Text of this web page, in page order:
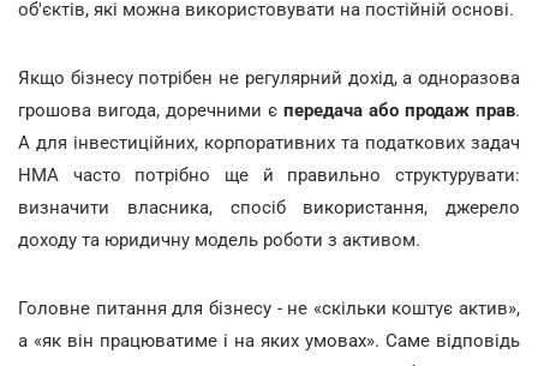
об'єктів, які можна використовувати на постійній основі.
Якщо бізнесу потрібен не регулярний дохід, а одноразова
грошова вигода, доречними є передача або продаж прав.
А для інвестиційних, корпоративних та податкових задач
НМА часто потрібно ще й правильно структурувати:
визначити власника, спосіб використання, джерело
доходу та юридичну модель роботи з активом.
Головне питання для бізнесу - не «скільки коштує актив»,
а «як він працюватиме і на яких умовах». Саме відповідь